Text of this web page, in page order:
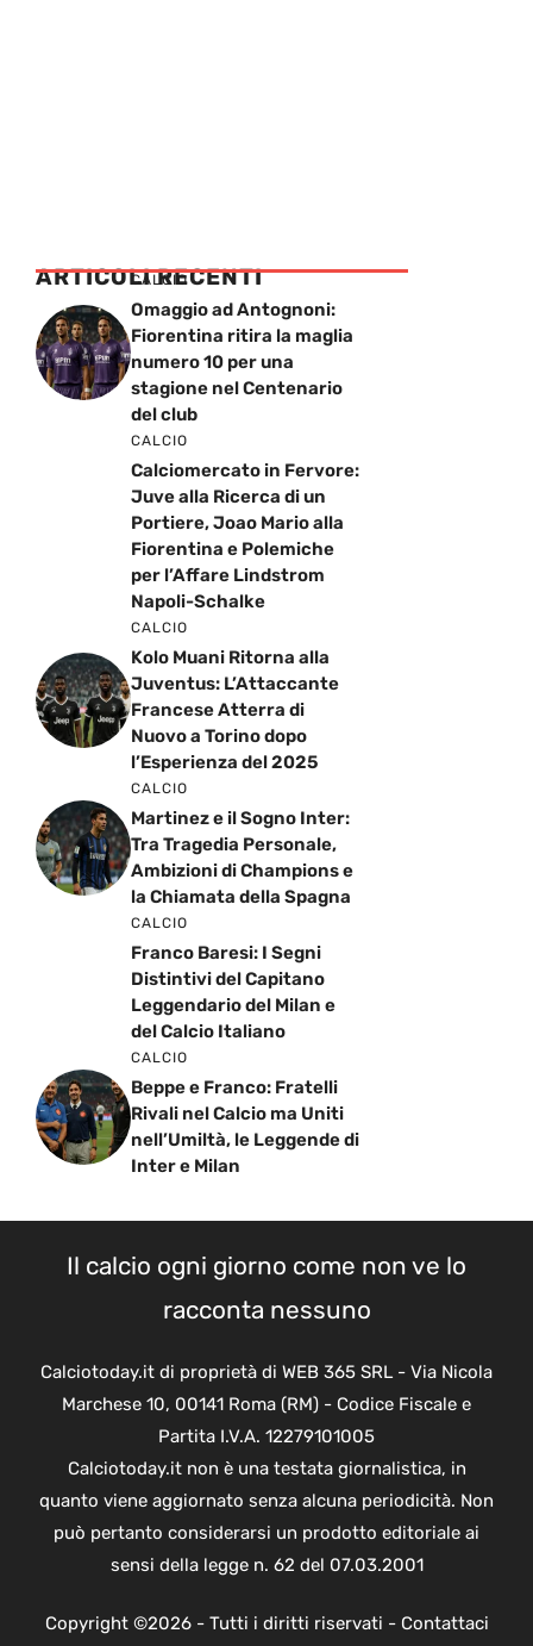
ARTICOLI RECENTI
CALCIO
Omaggio ad Antognoni:
Fiorentina ritira la maglia
numero 10 per una
stagione nel Centenario
del club
CALCIO
Calciomercato in Fervore:
Juve alla Ricerca di un
Portiere, Joao Mario alla
Fiorentina e Polemiche
per l’Affare Lindstrom
Napoli-Schalke
CALCIO
Kolo Muani Ritorna alla
Juventus: L’Attaccante
Francese Atterra di
Nuovo a Torino dopo
l’Esperienza del 2025
CALCIO
Martinez e il Sogno Inter:
Tra Tragedia Personale,
Ambizioni di Champions e
la Chiamata della Spagna
CALCIO
Franco Baresi: I Segni
Distintivi del Capitano
Leggendario del Milan e
del Calcio Italiano
CALCIO
Beppe e Franco: Fratelli
Rivali nel Calcio ma Uniti
nell’Umiltà, le Leggende di
Inter e Milan
Il calcio ogni giorno come non ve lo
racconta nessuno
Calciotoday.it di proprietà di WEB 365 SRL - Via Nicola
Marchese 10, 00141 Roma (RM) - Codice Fiscale e
Partita I.V.A. 12279101005
Calciotoday.it non è una testata giornalistica, in
quanto viene aggiornato senza alcuna periodicità. Non
può pertanto considerarsi un prodotto editoriale ai
sensi della legge n. 62 del 07.03.2001
Copyright ©2026 - Tutti i diritti riservati - Contattaci